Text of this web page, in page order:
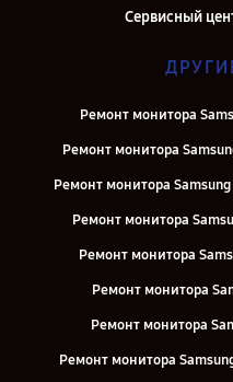
Сервисный
Ремонт монитора
Ремонт монитора
Ремонт монитора
Ремонт монитора
Ремонт монитора
Ремонт монитора
Ремонт монитора
Ремонт монитора